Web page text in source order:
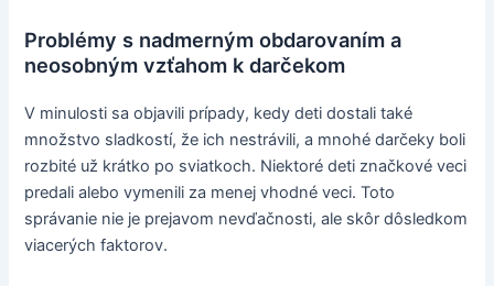
Problémy s nadmerným obdarovaním a
neosobným vzťahom k darčekom
V minulosti sa objavili prípady, kedy deti dostali také
množstvo sladkostí, že ich nestrávili, a mnohé darčeky boli
rozbité už krátko po sviatkoch. Niektoré deti značkové veci
predali alebo vymenili za menej vhodné veci. Toto
správanie nie je prejavom nevďačnosti, ale skôr dôsledkom
viacerých faktorov.